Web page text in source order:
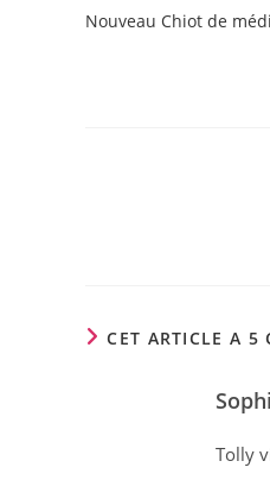
Nouveau Chiot de
CET ARTICLE A 5
Tolly